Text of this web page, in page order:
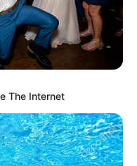
The Internet